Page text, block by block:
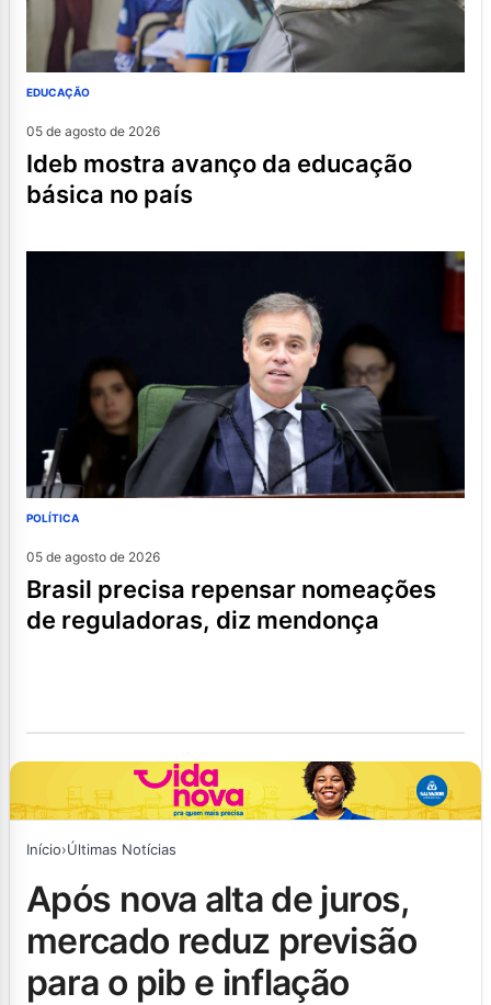
EDUCAÇÃO
05 de agosto de 2026
ideb mostra avanço da educação
básica no país
POLÍTICA
05 de agosto de 2026
brasil precisa repensar nomeações
de reguladoras, diz mendonça
Início›Últimas Notícias
após nova alta de juros,
mercado reduz previsão
para o pib e inflação